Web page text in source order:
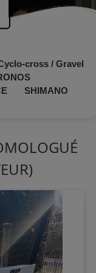
cross / Gravel
SHIMANO